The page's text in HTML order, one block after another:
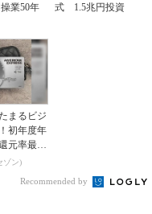
業50年
式 1.5兆円投資
まるビジ
初年度年
元率最大
ゾン)
Recommended by